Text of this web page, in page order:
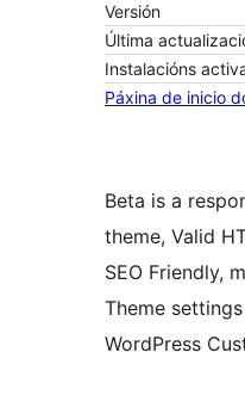
Versión
Última
Instalacións
Páxina de inicio
Beta is a
theme, Valid
SEO Friendly,
Theme
WordPress